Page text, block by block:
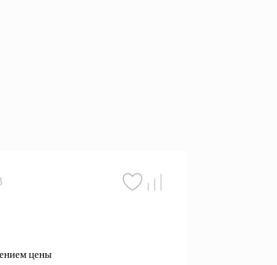
цены